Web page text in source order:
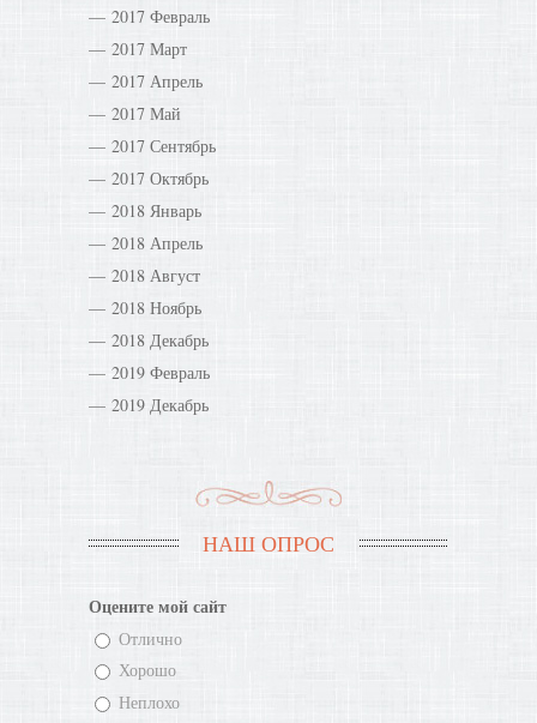
2017 Февраль
2017 Март
2017 Апрель
2017 Май
2017 Сентябрь
2017 Октябрь
2018 Январь
2018 Апрель
2018 Август
2018 Ноябрь
2018 Декабрь
2019 Февраль
2019 Декабрь
НАШ ОПРОС
Оцените мой сайт
Отлично
Хорошо
Неплохо